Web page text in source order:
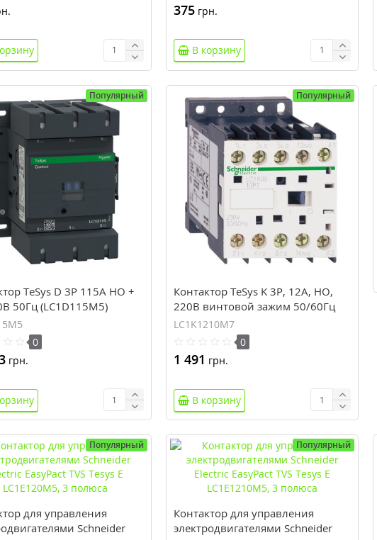
375грн.
В корзину
Популярный
TeSys D 3Р 115A НО +
50Гц (LC1D115M5)
0
грн.
Популярный
Контактор TeSys K 3P, 12А, НО,
220В винтовой зажим 50/60Гц
(LC1K1210M7)
LC1K1210M7
0
1 491 грн.
В корзину
Популярный
для управления
Schneider
Популярный
Контактор для управления
электродвигателями Schneider